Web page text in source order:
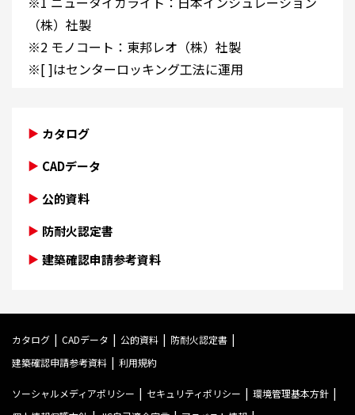
（株）社製
※2 モノコート：東邦レオ（株）社製
※[ ]はセンターロッキング工法に運用
カタログ
CADデータ
公的資料
防耐火認定書
建築確認申請参考資料
カタログ CADデータ 公的資料
防耐火認定書
建築確認申請参考資料
利用規約
ソーシャルメディアポリシー セキュリティポリシー
環境管理基本方針